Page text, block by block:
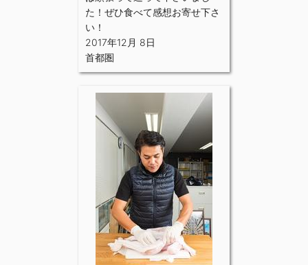
た！ぜひ食べて感想お寄せ下さ
い！
2017年12月 8日
首都圏